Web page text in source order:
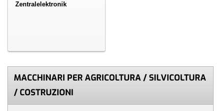
Zentralelektronik
MACCHINARI PER AGRICOLTURA / SILVICOLTURA
/ COSTRUZIONI